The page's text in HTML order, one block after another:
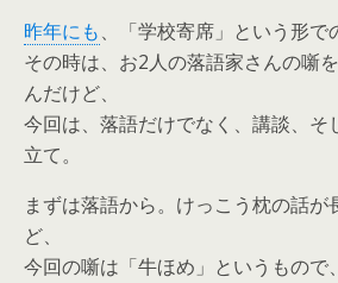
昨年にも、「学校寄席」という形で
その時は、お2人の落語家さんの噺
んだけど、
今回は、落語だけでなく、講談、そ
立て。
まずは落語から。けっこう枕の話が
ど、
今回の噺は「牛ほめ」というもので